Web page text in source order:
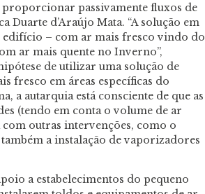
proporcionar passivamente fluxos de
Duarte d’Araújo Mata. “A solução em
edifício – com ar mais fresco vindo do
ar mais quente no Inverno”,
de utilizar uma solução de
fresco em áreas específicas do
a autarquia está consciente de que as
(tendo em conta o volume de ar
outras intervenções, como o
a instalação de vaporizadores
a estabelecimentos do pequeno